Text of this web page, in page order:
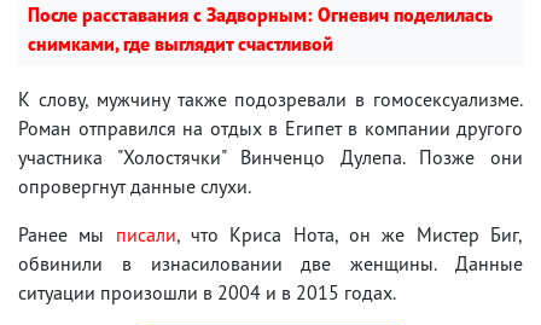
После расставания с Задворным: Огневич поделилась
снимками, где выглядит счастливой
К слову, мужчину также подозревали в гомосексуализме.
Роман отправился на отдых в Египет в компании другого
участника "Холостячки" Винченцо Дулепа. Позже они
опровергнут данные слухи.
Ранее мы писали, что Криса Нота, он же Мистер Биг,
обвинили в изнасиловании две женщины. Данные
ситуации произошли в 2004 и в 2015 годах.